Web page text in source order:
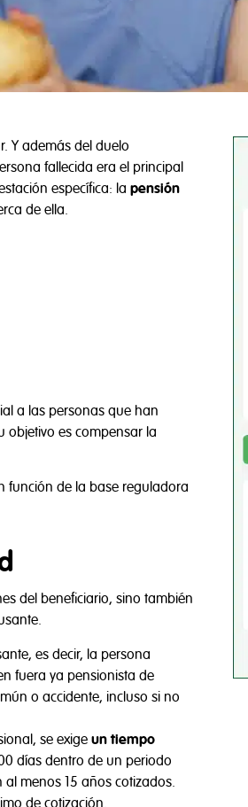
Y además del duelo
fallecida era el principal
específica: la pensión
de ella.
a las personas que han
objetivo es compensar la
función de la base reguladora
del beneficiario, sino también
es decir, la persona
fuera ya pensionista de
o accidente, incluso si no
se exige un tiempo
días dentro de un periodo
menos 15 años cotizados.
de cotización.